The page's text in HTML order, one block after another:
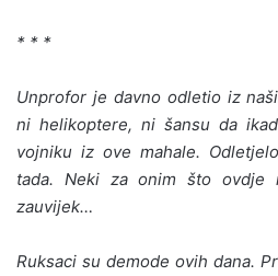
* * *
Unprofor je davno odletio iz
ni helikoptere, ni šansu da
vojniku iz ove mahale.
tada. Neki za onim što ovdje
zauvijek…
Ruksaci su demode ovih dana.